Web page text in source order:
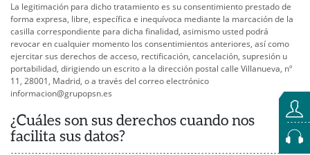
La legitimación para dicho tratamiento es su consentimiento prestado de
forma expresa, libre, específica e inequívoca mediante la marcación de la
casilla correspondiente para dicha finalidad, asimismo usted podrá
revocar en cualquier momento los consentimientos anteriores, así como
ejercitar sus derechos de acceso, rectificación, cancelación, supresión u
portabilidad, dirigiendo un escrito a la dirección postal calle Villanueva, nº
11, 28001, Madrid, o a través del correo electrónico
informacion@grupopsn.es
¿Cuáles son sus derechos cuando nos
facilita sus datos?